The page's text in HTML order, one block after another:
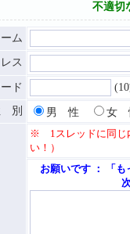
不適切
ム
ス
ド
別
男 性
女
※ 1スレッドに同じ
い！）
お願いです ： 「
次回投稿意欲に